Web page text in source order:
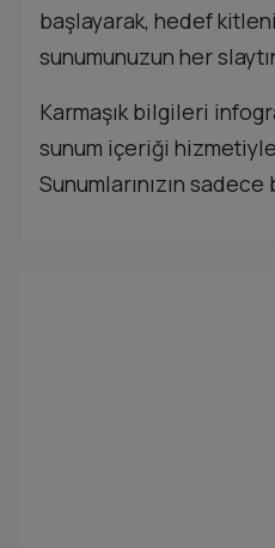
başlayarak, hedef
sunumunuzun her
Karmaşık bilgileri
sunum içeriği
Sunumlarınızın